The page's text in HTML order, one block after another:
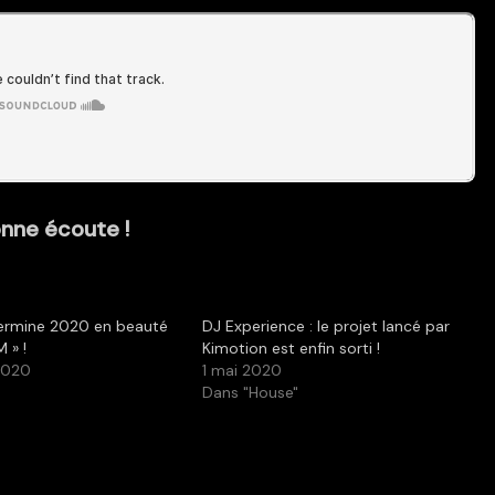
écoute !
2020 en beauté
» !
DJ Experience : le projet lancé par
Kimotion est enfin sorti !
1 mai 2020
Dans "House"